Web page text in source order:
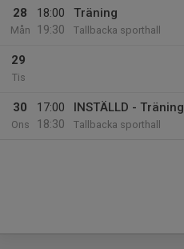
28
Mån
18:00
19:30
Träning
Tallbacka sporthall
29
Tis
30
Ons
17:00
18:30
INSTÄLLD - Träning
Tallbacka sporthall